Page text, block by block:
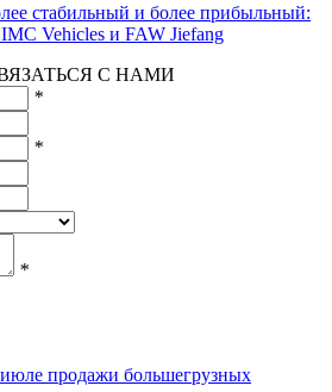
стабильный и более прибыльный:
Vehicles и FAW Jiefang
С НАМИ
*
*
*
продажи большегрузных